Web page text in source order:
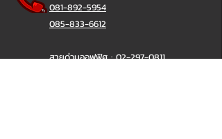
081-892-5954
085-833-6612
สายด่วนออฟฟิศ :02-297-0811